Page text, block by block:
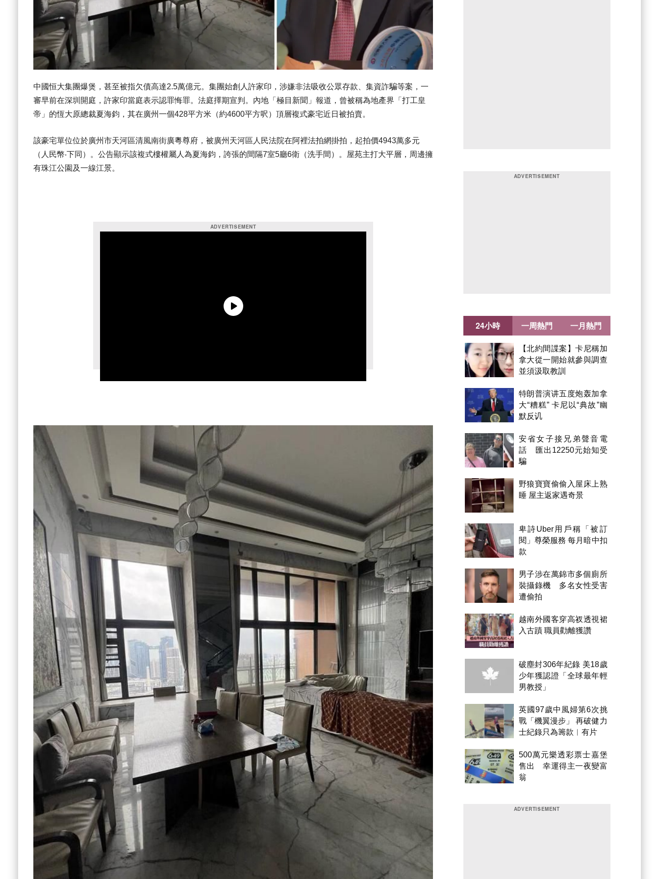
中國恒大集團爆煲，甚至被指欠債高達2.5萬億元。集團始創人許家印，涉嫌非法吸收公眾存款、集資詐騙等案，一
審早前在深圳開庭，許家印當庭表示認罪悔罪。法庭擇期宣判。內地「極目新聞」報道，曾被稱為地產界「打工皇
帝」的恆大原總裁夏海鈞，其在廣州一個428平方米（約4600平方呎）頂層複式豪宅近日被拍賣。
該豪宅單位位於廣州市天河區清風南街廣粵尊府，被廣州天河區人民法院在阿裡法拍網掛拍，起拍價4943萬多元
（人民幣‧下同）。公告顯示該複式樓權屬人為夏海鈞，誇張的間隔7室5廳6衛（洗手間）。屋苑主打大平層，周邊擁
有珠江公園及一線江景。
24小時
【北約間諜案】卡尼稱加
拿大從一開始就參與調查
並須汲取教訓
特朗普演讲五度炮轰加拿
大“糟糕” 卡尼以“典故”幽
默反讥
安省女子接兄弟聲音電
話 匯出12250元始知受
騙
野狼寶寶偷偷入屋床上熟
睡 屋主返家遇奇景
卑詩Uber用戶稱「被訂
閱」尊榮服務 每月暗中扣
款
男子涉在萬錦市多個廁所
裝攝錄機 多名女性受害
遭偷拍
越南外國客穿高衩透視裙
入古蹟 職員勸離獲讚
破塵封306年紀錄 美18歲
少年獲認證「全球最年輕
男教授」
英國97歲中風婦第6次挑
戰「機翼漫步」 再破健力
士紀錄只為籌款︱有片
500萬元樂透彩票士嘉堡
售出 幸運得主一夜變富
翁
一周熱門 一月熱門